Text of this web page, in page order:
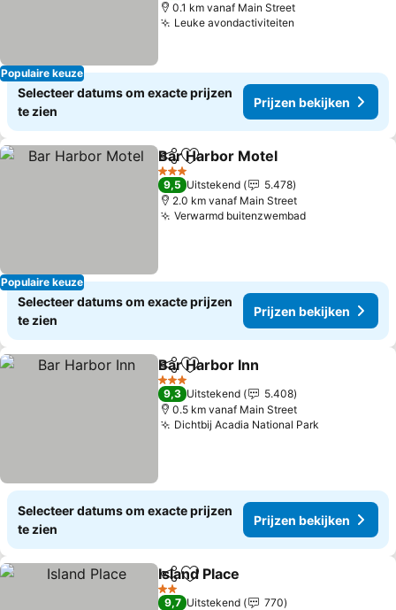
Populaire keuze
0.1 km vanaf Main Street
Leuke avondactiviteiten
Selecteer datums om exacte prijzen
te zien
Prijzen bekijken
Populaire keuze
DelenToevoegen aan favorieten
Bar Harbor Motel
3 Sterren
9,5 Uitstekend
5.478
2.0 km vanaf Main Street
Verwarmd buitenzwembadPrijzen
Selecteer datums om exacte prijzen
te zien
Prijzen bekijken
DelenToevoegen aan favorieten
Bar Harbor Inn
3 Sterren
9,3 Uitstekend
5.408
0.5 km vanaf Main Street
Dichtbij Acadia National Park
Selecteer datums om exacte prijzen
te zien
Prijzen bekijken
DelenToevoegen aan favorieten
Island Place
2 Sterren
9,7 Uitstekend
770